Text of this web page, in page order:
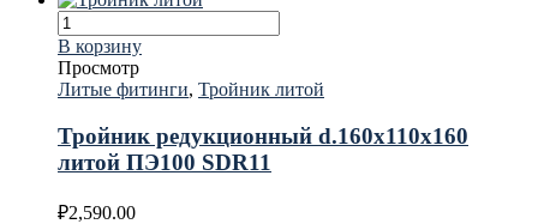
В корзину
Просмотр
Литые фитинги, Тройник литой
Тройник редукционный d.160х110х160
литой ПЭ100 SDR11
₽2,590.00